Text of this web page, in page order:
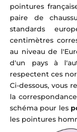
pointures
paire de
standards
centimètres
au niveau de
d'un pays à
respectent ces
Ci-dessous, vous
la
schéma pour les
les pointures